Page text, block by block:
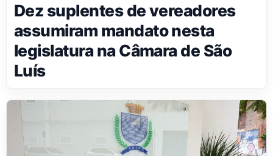
Dez suplentes de vereadores
assumiram mandato nesta
legislatura na Câmara de São
Luís